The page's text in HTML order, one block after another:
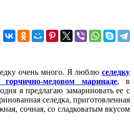
очень много. Я люблю селедку
медовом маринаде, в
я предлагаю замариновать ее с
селедка, приготовленная
сочная, со сладковатым вкусом